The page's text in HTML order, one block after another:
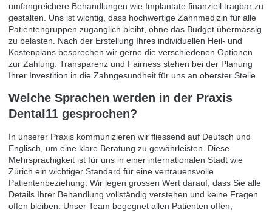
umfangreichere Behandlungen wie Implantate finanziell tragbar zu
gestalten. Uns ist wichtig, dass hochwertige Zahnmedizin für alle
Patientengruppen zugänglich bleibt, ohne das Budget übermässig
zu belasten. Nach der Erstellung Ihres individuellen Heil- und
Kostenplans besprechen wir gerne die verschiedenen Optionen
zur Zahlung. Transparenz und Fairness stehen bei der Planung
Ihrer Investition in die Zahngesundheit für uns an oberster Stelle.
Welche Sprachen werden in der Praxis
Dental11 gesprochen?
In unserer Praxis kommunizieren wir fliessend auf Deutsch und
Englisch, um eine klare Beratung zu gewährleisten. Diese
Mehrsprachigkeit ist für uns in einer internationalen Stadt wie
Zürich ein wichtiger Standard für eine vertrauensvolle
Patientenbeziehung. Wir legen grossen Wert darauf, dass Sie alle
Details Ihrer Behandlung vollständig verstehen und keine Fragen
offen bleiben. Unser Team begegnet allen Patienten offen,